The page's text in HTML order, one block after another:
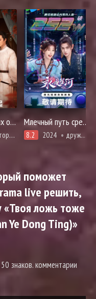
Луна в объятьях облаков Млечный путь среди вечной ночи
8.2 2024 дружба, история, мистика, романтика, фэнтези, демоны
поможет
live решить,
«Твоя ложь тоже
Ye Dong Ting)»
знаков. комментарии